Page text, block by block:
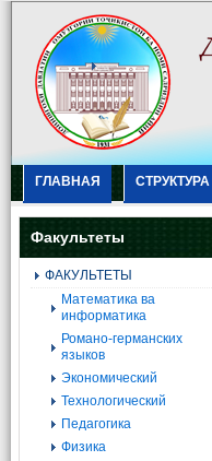
ГЛАВНАЯ СТРУКТУРА
Факультеты
ФАКУЛЬТЕТЫ
Mатематика ва
информатика
Романо-германских
языков
Экономический
Технологический
Педагогика
Физика